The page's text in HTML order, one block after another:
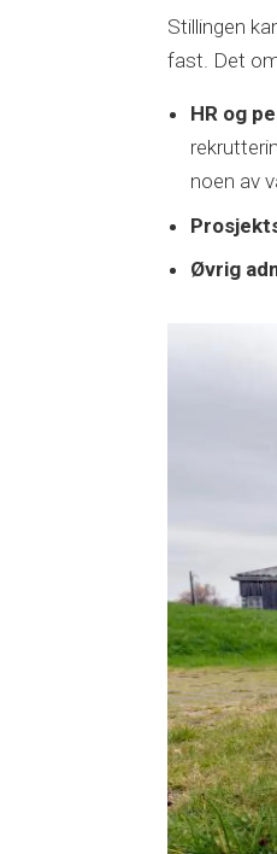
Stillingen
fast. Det
HR og
noen av
Øvrig